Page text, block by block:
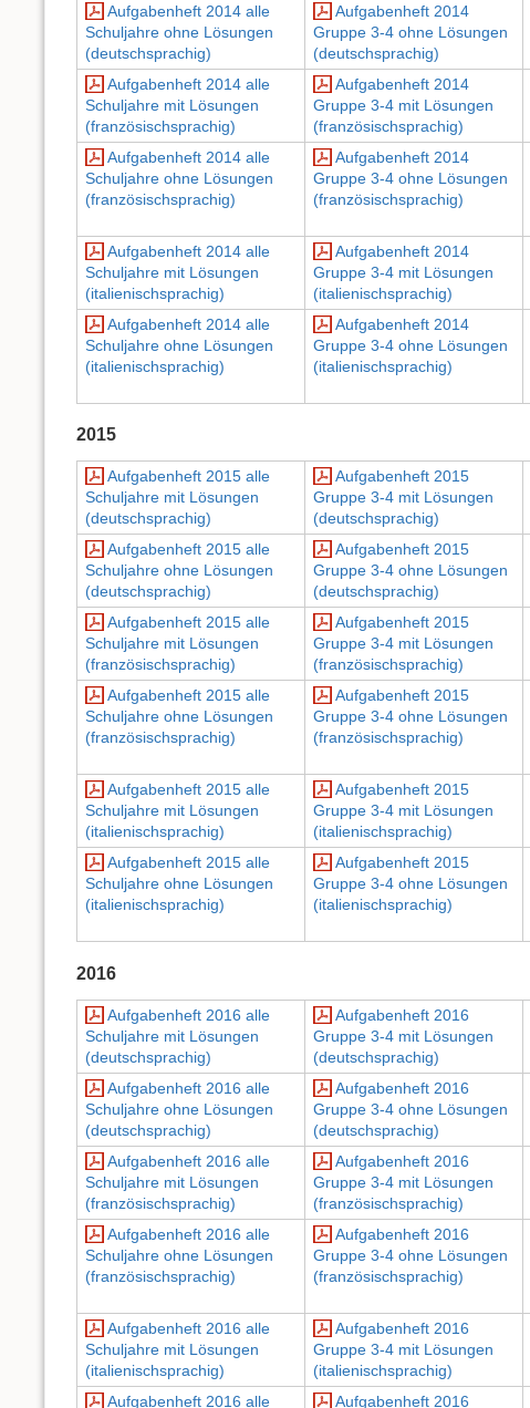
Aufgabenheft 2014 alle
Schuljahre ohne Lösungen
(deutschsprachig)
Aufgabenheft 2014
Gruppe 3-4 ohne Lösungen
(deutschsprachig)
Aufgabenheft 2014 alle
Schuljahre mit Lösungen
(französischsprachig)
Aufgabenheft 2014
Gruppe 3-4 mit Lösungen
(französischsprachig)
Aufgabenheft 2014 alle
Schuljahre ohne Lösungen
(französischsprachig)
Aufgabenheft 2014
Gruppe 3-4 ohne Lösungen
(französischsprachig)
Aufgabenheft 2014 alle
Schuljahre mit Lösungen
(italienischsprachig)
Aufgabenheft 2014
Gruppe 3-4 mit Lösungen
(italienischsprachig)
Aufgabenheft 2014 alle
Schuljahre ohne Lösungen
(italienischsprachig)
Aufgabenheft 2014
Gruppe 3-4 ohne Lösungen
(italienischsprachig)
2015
Aufgabenheft 2015 alle
Schuljahre mit Lösungen
(deutschsprachig)
Aufgabenheft 2015
Gruppe 3-4 mit Lösungen
(deutschsprachig)
Aufgabenheft 2015 alle
Schuljahre ohne Lösungen
(deutschsprachig)
Aufgabenheft 2015
Gruppe 3-4 ohne Lösungen
(deutschsprachig)
Aufgabenheft 2015 alle
Schuljahre mit Lösungen
(französischsprachig)
Aufgabenheft 2015
Gruppe 3-4 mit Lösungen
(französischsprachig)
Aufgabenheft 2015 alle
Schuljahre ohne Lösungen
(französischsprachig)
Aufgabenheft 2015
Gruppe 3-4 ohne Lösungen
(französischsprachig)
Aufgabenheft 2015 alle
Schuljahre mit Lösungen
(italienischsprachig)
Aufgabenheft 2015
Gruppe 3-4 mit Lösungen
(italienischsprachig)
Aufgabenheft 2015 alle
Schuljahre ohne Lösungen
(italienischsprachig)
Aufgabenheft 2015
Gruppe 3-4 ohne Lösungen
(italienischsprachig)
2016
Aufgabenheft 2016 alle
Schuljahre mit Lösungen
(deutschsprachig)
Aufgabenheft 2016
Gruppe 3-4 mit Lösungen
(deutschsprachig)
Aufgabenheft 2016 alle
Schuljahre ohne Lösungen
(deutschsprachig)
Aufgabenheft 2016
Gruppe 3-4 ohne Lösungen
(deutschsprachig)
Aufgabenheft 2016 alle
Schuljahre mit Lösungen
(französischsprachig)
Aufgabenheft 2016
Gruppe 3-4 mit Lösungen
(französischsprachig)
Aufgabenheft 2016 alle
Schuljahre ohne Lösungen
(französischsprachig)
Aufgabenheft 2016
Gruppe 3-4 ohne Lösungen
(französischsprachig)
Aufgabenheft 2016 alle
Schuljahre mit Lösungen
(italienischsprachig)
Aufgabenheft 2016
Gruppe 3-4 mit Lösungen
(italienischsprachig)
Aufgabenheft 2016 alle
Aufgabenheft 2016